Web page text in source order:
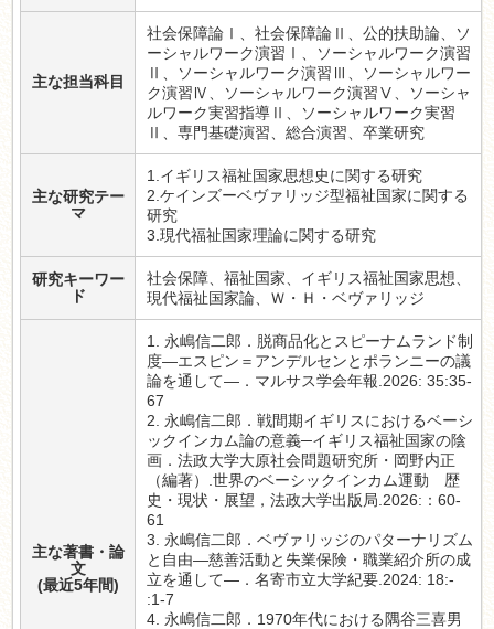
主な担当科目
社会保障論Ⅰ、社会保障論Ⅱ、公的扶助論、ソ
ーシャルワーク演習Ⅰ、ソーシャルワーク演習
Ⅱ、ソーシャルワーク演習Ⅲ、ソーシャルワー
ク演習Ⅳ、ソーシャルワーク演習Ⅴ、ソーシャ
ルワーク実習指導Ⅱ、ソーシャルワーク実習
Ⅱ、専門基礎演習、総合演習、卒業研究
主な研究テー
マ
1.イギリス福祉国家思想史に関する研究
2.ケインズーベヴァリッジ型福祉国家に関する
研究
3.現代福祉国家理論に関する研究
研究キーワー
ド
社会保障、福祉国家、イギリス福祉国家思想、
現代福祉国家論、Ｗ・Ｈ・ベヴァリッジ
主な著書・論
文
(最近5年間)
1. 永嶋信二郎．脱商品化とスピーナムランド制
度―エスピン＝アンデルセンとポランニーの議
論を通して―．マルサス学会年報.2026: 35:35-
67
2. 永嶋信二郎．戦間期イギリスにおけるベーシ
ックインカム論の意義─イギリス福祉国家の陰
画．法政大学大原社会問題研究所・岡野内正
（編著）.世界のベーシックインカム運動 歴
史・現状・展望，法政大学出版局.2026:：60-
61
3. 永嶋信二郎．ベヴァリッジのパターナリズム
と自由―慈善活動と失業保険・職業紹介所の成
立を通して―．名寄市立大学紀要.2024: 18:-
:1-7
4. 永嶋信二郎．1970年代における隅谷三喜男